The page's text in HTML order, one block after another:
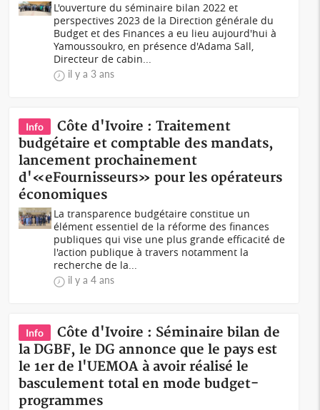
L'ouverture du séminaire bilan 2022 et
perspectives 2023 de la Direction générale du
Budget et des Finances a eu lieu aujourd'hui à
Yamoussoukro, en présence d'Adama Sall,
Directeur de cabin...
il y a 3 ans
Info
Côte d'Ivoire : Traitement
budgétaire et comptable des mandats,
lancement prochainement
d'«eFournisseurs» pour les opérateurs
économiques
La transparence budgétaire constitue un
élément essentiel de la réforme des finances
publiques qui vise une plus grande efficacité de
l'action publique à travers notamment la
recherche de la...
il y a 4 ans
Info
Côte d'Ivoire : Séminaire bilan de
la DGBF, le DG annonce que le pays est
le 1er de l'UEMOA à avoir réalisé le
basculement total en mode budget-
programmes